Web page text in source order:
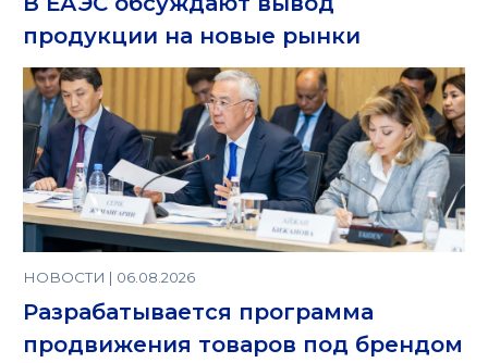
продукции на новые рынки
НОВОСТИ | 06.08.2026
Разрабатывается программа
продвижения товаров под брендом